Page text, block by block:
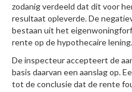
zodanig verdeeld dat dit voor
resultaat opleverde. De
bestaan uit het
rente op de hypothecaire lening.
De inspecteur accepteert de
basis daarvan een aanslag op.
tot de conclusie dat de rente